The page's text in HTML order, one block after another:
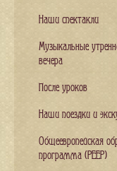
Наши спектакли
Музыкальные
вечера
После уроков
Наши поездки и
Общеевропейская
программа (PEEP)